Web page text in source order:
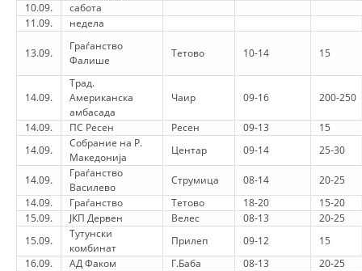
DISSEMINATION
INTERNATIONAL HUMANITARIAN LAW
PROMOTION OF HUMAN VALUES
USE AND PROTECTION OF THE EMBLEM
THE SOCIAL WELFARE ACTIVITY
DISASTER PREPAREDNESS AND RESPONSE
10.09.
сабота
11.09.
недела
13.09.
Граѓанство
Фалише
Тетово 10-14 15
14.09.
Трад.
Американска
амбасада
Чаир 09-16 200-250
14.09. ПС Ресен Ресен 09-13
15
14.09.
Собрание на Р.
Македонија
Центар 09-14 25-30
14.09.
Граѓанство
Василево
Струмица 08-14
20-25
14.09.
Граѓанство Тетово 18-20
15-20
15.09.
ЈКП Дервен Велес 08-13
20-25
15.09.
Тутунски
комбинат
Прилеп 09-12
15
16.09.
АД Факом Г.Баба 08-13
20-25